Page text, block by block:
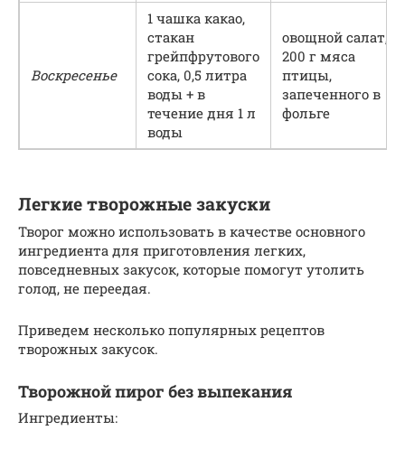
Воскресенье
1 чашка какао,
стакан
грейпфрутового
сока, 0,5 литра
воды + в
течение дня 1 л
воды
овощной салат,
200 г мяса
птицы,
запеченного в
фольге
Легкие творожные закуски
Творог можно использовать в качестве основного
ингредиента для приготовления легких,
повседневных закусок, которые помогут утолить
голод, не переедая.
Приведем несколько популярных рецептов
творожных закусок.
Творожной пирог без выпекания
Ингредиенты: